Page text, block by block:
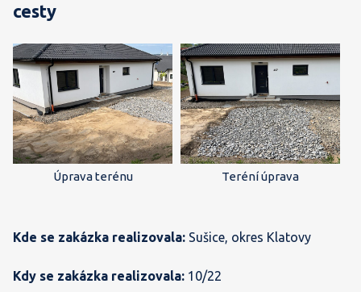
cesty
Úprava terénu Teréní úprava
Kde se zakázka realizovala: Sušice, okres Klatovy
Kdy se zakázka realizovala: 10/22